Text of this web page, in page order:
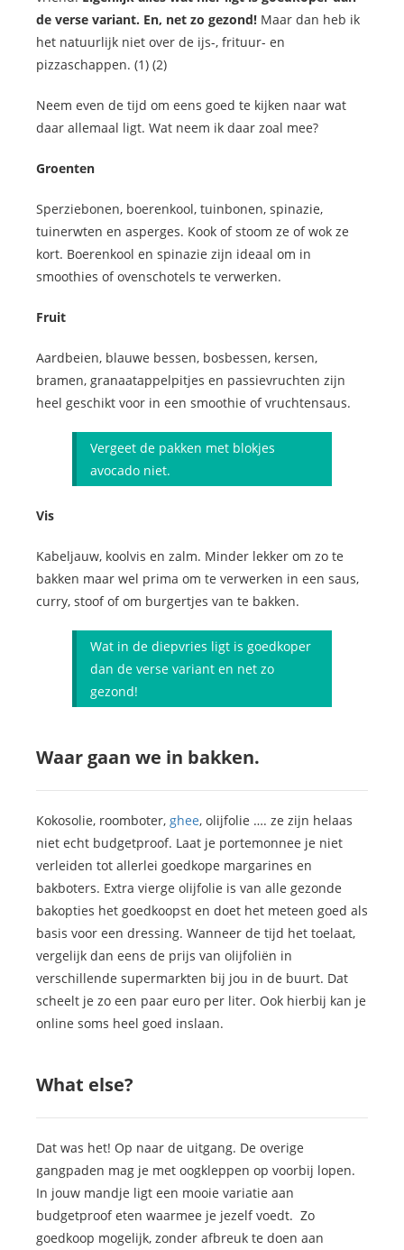
de verse variant. En, net zo gezond! Maar dan heb ik
het natuurlijk niet over de ijs-, frituur- en
pizzaschappen. (1) (2)
Neem even de tijd om eens goed te kijken naar wat
daar allemaal ligt. Wat neem ik daar zoal mee?
Groenten
Sperziebonen, boerenkool, tuinbonen, spinazie,
tuinerwten en asperges. Kook of stoom ze of wok ze
kort. Boerenkool en spinazie zijn ideaal om in
smoothies of ovenschotels te verwerken.
Fruit
Aardbeien, blauwe bessen, bosbessen, kersen,
bramen, granaatappelpitjes en passievruchten zijn
heel geschikt voor in een smoothie of vruchtensaus.
Vergeet de pakken met blokjes
avocado niet.
Vis
Kabeljauw, koolvis en zalm. Minder lekker om zo te
bakken maar wel prima om te verwerken in een saus,
curry, stoof of om burgertjes van te bakken.
Wat in de diepvries ligt is goedkoper
dan de verse variant en net zo
gezond!
Waar gaan we in bakken.
Kokosolie, roomboter, ghee, olijfolie …. ze zijn helaas
niet echt budgetproof. Laat je portemonnee je niet
verleiden tot allerlei goedkope margarines en
bakboters. Extra vierge olijfolie is van alle gezonde
bakopties het goedkoopst en doet het meteen goed als
basis voor een dressing. Wanneer de tijd het toelaat,
vergelijk dan eens de prijs van olijfoliën in
verschillende supermarkten bij jou in de buurt. Dat
scheelt je zo een paar euro per liter. Ook hierbij kan je
online soms heel goed inslaan.
What else?
Dat was het! Op naar de uitgang. De overige
gangpaden mag je met oogkleppen op voorbij lopen.
In jouw mandje ligt een mooie variatie aan
budgetproof eten waarmee je jezelf voedt. Zo
goedkoop mogelijk, zonder afbreuk te doen aan